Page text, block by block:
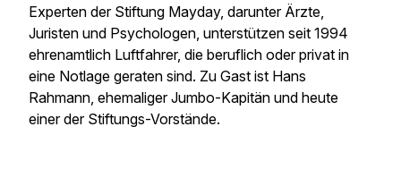
Experten der Stiftung Mayday, darunter Ärzte,
Juristen und Psychologen, unterstützen seit 1994
ehrenamtlich Luftfahrer, die beruflich oder privat in
eine Notlage geraten sind. Zu Gast ist Hans
Rahmann, ehemaliger Jumbo-Kapitän und heute
einer der Stiftungs-Vorstände.